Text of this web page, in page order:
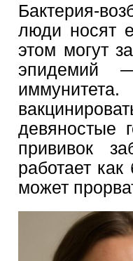
Бактерия-
люди носят
этом могут
эпидемий
девяностые
прививок
работает
может